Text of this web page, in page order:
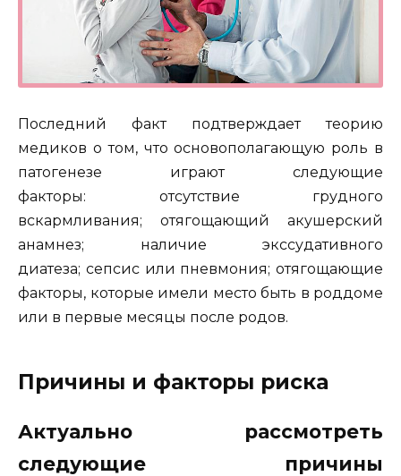
Последний факт подтверждает теорию
медиков о том, что основополагающую роль в
патогенезе играют следующие
факторы: отсутствие грудного
вскармливания; отягощающий акушерский
анамнез; наличие экссудативного
диатеза; сепсис или пневмония; отягощающие
факторы, которые имели место быть в роддоме
или в первые месяцы после родов.
Причины и факторы риска
Актуально рассмотреть
следующие причины